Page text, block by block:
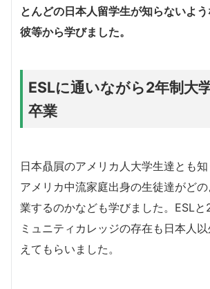
とんどの日本人留学生が知らないよ
彼等から学びました。
ESLに通いながら2年制大
卒業
日本贔屓のアメリカ人大学生達とも知
アメリカ中流家庭出身の生徒達がど
業するのかなども学びました。ESLと
ミュニティカレッジの存在も日本人
えてもらいました。